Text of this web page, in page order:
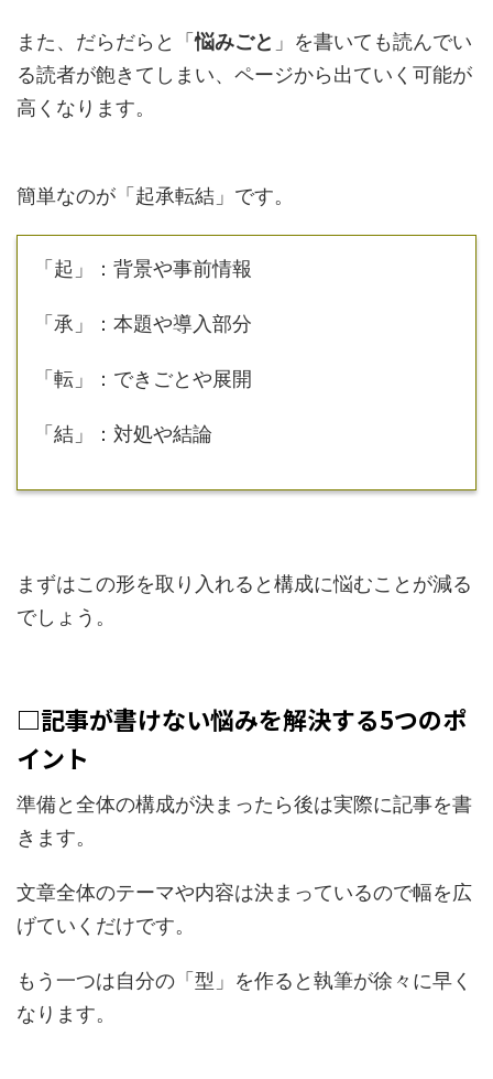
また、だらだらと「悩みごと 」を書いても読んでい
る読者が飽きてしまい、ページから出ていく可能が
高くなります。
簡単なのが「 起承転結 」です。
「起」：背景や事前情報
「承」：本題や導入部分
「転」：できごとや展開
「結」：対処や結論
まずはこの形を取り入れると構成に悩むことが減る
でしょう。
□記事が書けない悩みを解決する5つのポ
イント
準備と全体の構成が決まったら後は実際に記事を書
きます。
文章全体のテーマや内容は決まっているので幅を広
げていくだけです。
もう一つは自分の「型」を作ると執筆が徐々に早く
なります。